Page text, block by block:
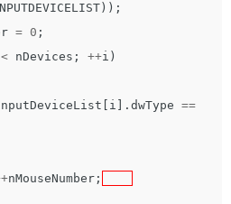
));
= 0 ;
< nDevices ; ++i )
i ]. dwType ==
nMouseNumber ;